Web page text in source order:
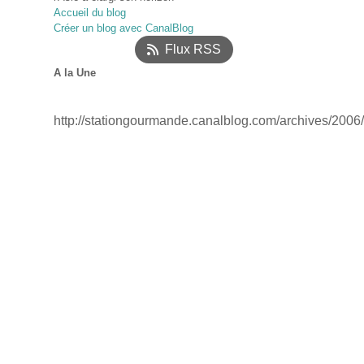
Janvier (12)
Février(17)
Janvier(18)
Mars(52)
Accueil du blog
Créer un blog avec CanalBlog
Flux RSS
A la Une
http://stationgourmande.canalblog.com/archives/